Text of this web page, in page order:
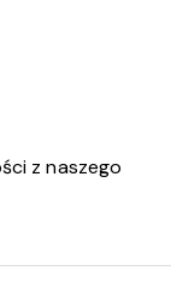
z naszego